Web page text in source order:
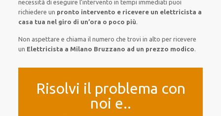
necessità dieseguire l’intervento in tempiimmediati puoi
richiedere un pronto intervento e ricevere un elettricista a
casa tua nel giro di un’ora o poco più.
Non aspettare e chiama il numero che trovi in alto per ricevere
un Elettricista a Milano Bruzzano ad un prezzo modico.
Risolvi il problema con
noi e..